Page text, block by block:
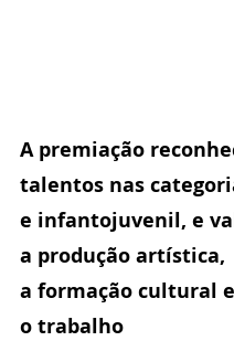
A premiação
talentos nas
e infantojuvenil, e
a produção artística,
a formação cultural e
o trabalho